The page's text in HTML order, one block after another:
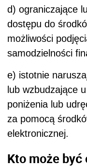
d) ograniczające
dostępu do
możliwości
samodzielności
e) istotnie
lub wzbudzające
poniżenia lub
za pomocą
elektronicznej.
Kto może być